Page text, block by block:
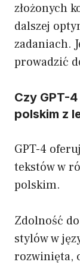
złożonych
dalszej
zadaniach.
prowadzić
Czy GPT-
polskim z
GPT-4
tekstów w
polskim.
Zdolność
stylów w
rozwinięta,